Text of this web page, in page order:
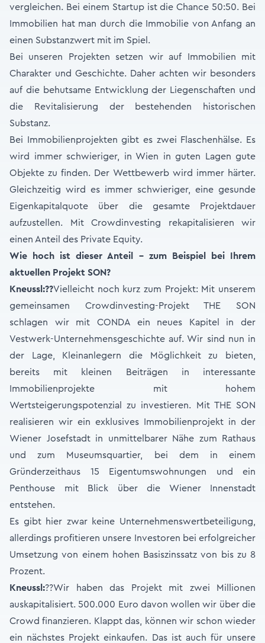
vergleichen. Bei einem Startup ist die Chance 50:50. Bei
Immobilien hat man durch die Immobilie von Anfang an
einen Substanzwert mit im Spiel.
Bei unseren Projekten setzen wir auf Immobilien mit
Charakter und Geschichte. Daher achten wir besonders
auf die behutsame Entwicklung der Liegenschaften und
die Revitalisierung der bestehenden historischen
Substanz.
Bei Immobilienprojekten gibt es zwei Flaschenhälse. Es
wird immer schwieriger, in Wien in guten Lagen gute
Objekte zu finden. Der Wettbewerb wird immer härter.
Gleichzeitig wird es immer schwieriger, eine gesunde
Eigenkapitalquote über die gesamte Projektdauer
aufzustellen. Mit Crowdinvesting rekapitalisieren wir
einen Anteil des Private Equity.
Wie hoch ist dieser Anteil – zum Beispiel bei Ihrem
aktuellen Projekt SON?
Kneussl:??Vielleicht noch kurz zum Projekt: Mit unserem
gemeinsamen Crowdinvesting-Projekt THE SON
schlagen wir mit CONDA ein neues Kapitel in der
Vestwerk-Unternehmensgeschichte auf. Wir sind nun in
der Lage, Kleinanlegern die Möglichkeit zu bieten,
bereits mit kleinen Beiträgen in interessante
Immobilienprojekte mit hohem
Wertsteigerungspotenzial zu investieren. Mit THE SON
realisieren wir ein exklusives Immobilienprojekt in der
Wiener Josefstadt in unmittelbarer Nähe zum Rathaus
und zum Museumsquartier, bei dem in einem
Gründerzeithaus 15 Eigentumswohnungen und ein
Penthouse mit Blick über die Wiener Innenstadt
entstehen.
Es gibt hier zwar keine Unternehmenswertbeteiligung,
allerdings profitieren unsere Investoren bei erfolgreicher
Umsetzung von einem hohen Basiszinssatz von bis zu 8
Prozent.
Kneussl:??Wir haben das Projekt mit zwei Millionen
auskapitalisiert. 500.000 Euro davon wollen wir über die
Crowd finanzieren. Klappt das, können wir schon wieder
ein nächstes Projekt einkaufen. Das ist auch für unsere